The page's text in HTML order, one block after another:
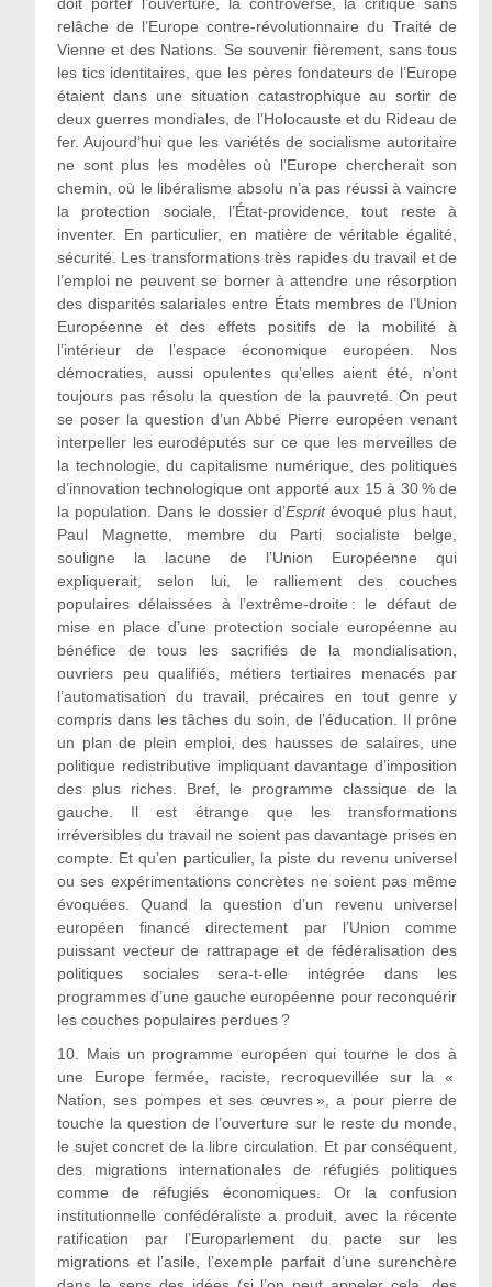
doit porter l’ouverture, la controverse, la critique sans
relâche de l’Europe contre-révolutionnaire du Traité de
Vienne et des Nations. Se souvenir fièrement, sans tous
les tics identitaires, que les pères fondateurs de l’Europe
étaient dans une situation catastrophique au sortir de
deux guerres mondiales, de l’Holocauste et du Rideau de
fer. Aujourd’hui que les variétés de socialisme autoritaire
ne sont plus les modèles où l’Europe chercherait son
chemin, où le libéralisme absolu n’a pas réussi à vaincre
la protection sociale, l’État-providence, tout reste à
inventer. En particulier, en matière de véritable égalité,
sécurité. Les transformations très rapides du travail et de
l’emploi ne peuvent se borner à attendre une résorption
des disparités salariales entre États membres de l’Union
Européenne et des effets positifs de la mobilité à
l’intérieur de l’espace économique européen. Nos
démocraties, aussi opulentes qu’elles aient été, n’ont
toujours pas résolu la question de la pauvreté. On peut
se poser la question d’un Abbé Pierre européen venant
interpeller les eurodéputés sur ce que les merveilles de
la technologie, du capitalisme numérique, des politiques
d’innovation technologique ont apporté aux 15 à 30 % de
la population. Dans le dossier d’Espritévoqué plus haut,
Paul Magnette, membre du Parti socialiste belge,
souligne la lacune de l’Union Européenne qui
expliquerait, selon lui, le ralliement des couches
populaires délaissées à l’extrême-droite : le défaut de
mise en place d’une protection sociale européenne au
bénéfice de tous les sacrifiés de la mondialisation,
ouvriers peu qualifiés, métiers tertiaires menacés par
l’automatisation du travail, précaires en tout genre y
compris dans les tâches du soin, de l’éducation. Il prône
un plan de plein emploi, des hausses de salaires, une
politique redistributive impliquant davantage d’imposition
des plus riches. Bref, le programme classique de la
gauche. Il est étrange que les transformations
irréversibles du travail ne soient pas davantage prises en
compte. Et qu’en particulier, la piste du revenu universel
ou ses expérimentations concrètes ne soient pas même
évoquées. Quand la question d’un revenu universel
européen financé directement par l’Union comme
puissant vecteur de rattrapage et de fédéralisation des
politiques sociales sera-t-elle intégrée dans les
programmes d’une gauche européenne pour reconquérir
les couches populaires perdues ?
10. Mais un programme européen qui tourne le dos à
une Europe fermée, raciste, recroquevillée sur la «
Nation, ses pompes et ses œuvres », a pour pierre de
touche la question de l’ouverture sur le reste du monde,
le sujet concret de la libre circulation. Et par conséquent,
des migrations internationales de réfugiés politiques
comme de réfugiés économiques. Or la confusion
institutionnelle confédéraliste a produit, avec la récente
ratification par l’Europarlement du pacte sur les
migrations et l’asile, l’exemple parfait d’une surenchère